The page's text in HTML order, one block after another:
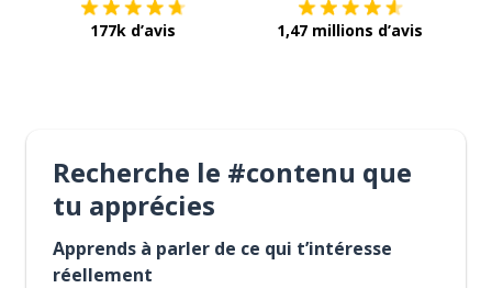
177k d’avis 1,47 millions d’avis
Recherche le #contenu que
tu apprécies
Apprends à parler de ce qui t’intéresse
réellement